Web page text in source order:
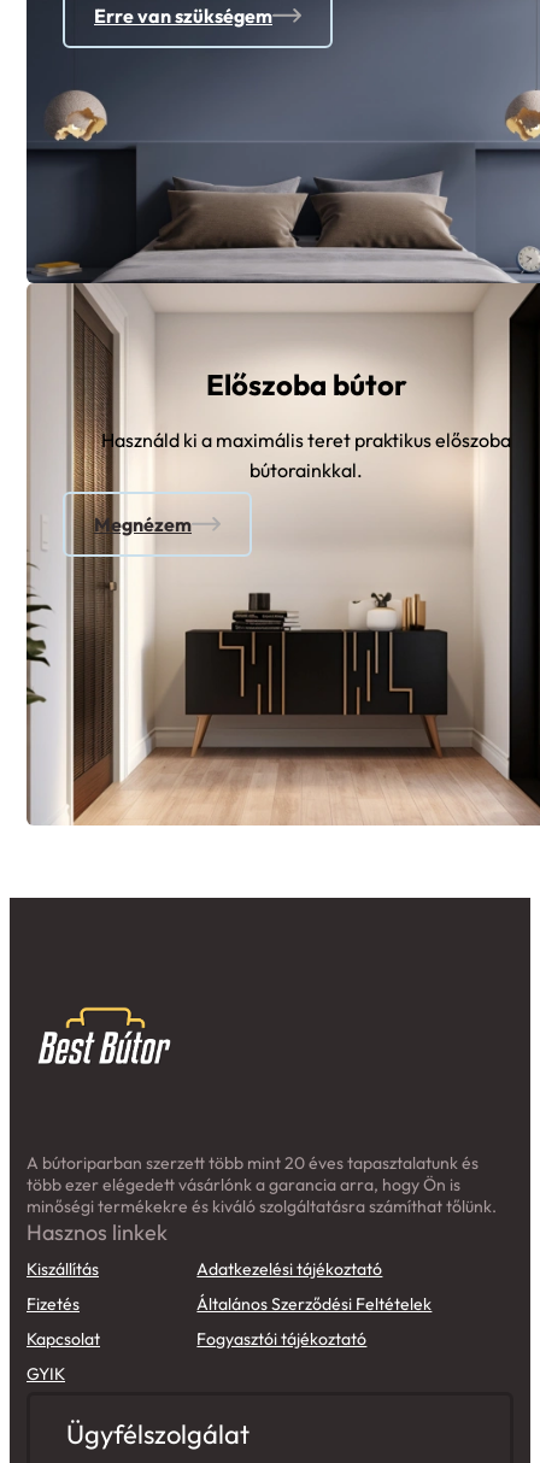
Előszoba bútor
Használd ki a maximális teret praktikus előszoba
bútorainkkal.
Megnézem
több ezer elégedett vásárlónk a garancia arra, hogy Ön is
minőségi termékekre és kiváló szolgáltatásra számíthat tőlünk.
Hasznos linkek
Kiszállítás
Fizetés
Kapcsolat
GYIK
Általános Szerződési Feltételek
Fogyasztói tájékoztató
Első kézből szeretne értesülni aktuális